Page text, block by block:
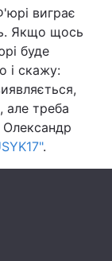
виграє
Якщо щось
буде
і скажу:
але треба
.